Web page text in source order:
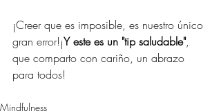
¡Creer que es imposible, es nuestro único
gran error!¡Y este es un "tip saludable",
que comparto con cariño, un abrazo
para todos!
Mindfulness